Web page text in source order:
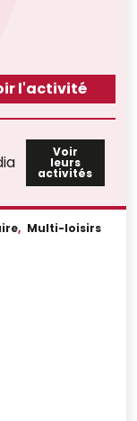
Voir
leurs
activités
l'activité
, Multi-loisirs